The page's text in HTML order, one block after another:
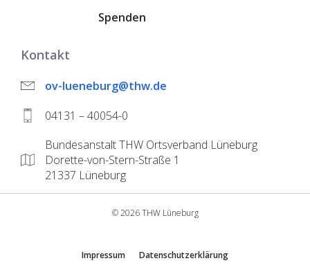
Spenden
Kontakt
ov-lueneburg@thw.de
04131 – 40054-0
Bundesanstalt THW Ortsverband Lüneburg
Dorette-von-Stern-Straße 1
21337 Lüneburg
© 2026 THW Lüneburg
Impressum Datenschutzerklärung